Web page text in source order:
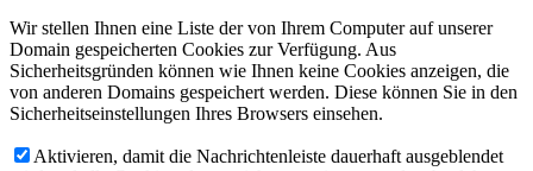
Wir stellen Ihnen eine Liste der von Ihrem Computer auf unserer
Domain gespeicherten Cookies zur Verfügung. Aus
Sicherheitsgründen können wie Ihnen keine Cookies anzeigen, die
von anderen Domains gespeichert werden. Diese können Sie in den
Sicherheitseinstellungen Ihres Browsers einsehen.
Aktivieren, damit die Nachrichtenleiste dauerhaft ausgeblendet